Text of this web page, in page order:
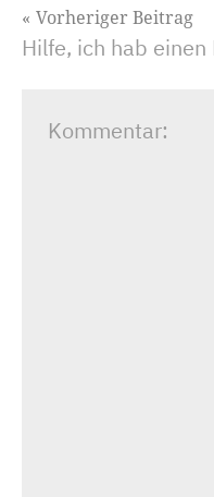
Vorheriger Beitrag
Hilfe, ich hab
Kommentar: